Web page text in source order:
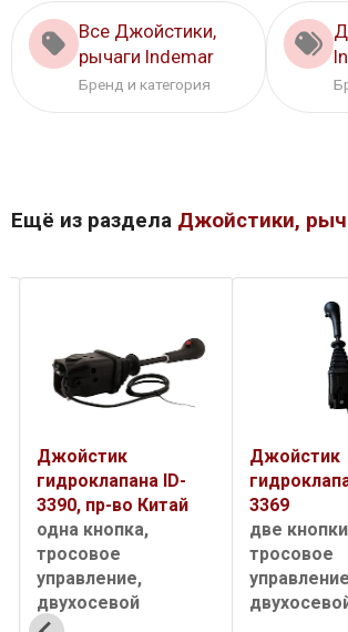
Все Джойстики,
рычаги Indemar
Бренд и категория
Ещё из раздела Джойстики,
Джойстик
гидроклапана ID-
3390, пр-во Китай
одна кнопка,
тросовое
управление,
двухосевой
Джойстик
3369
две
тросовое